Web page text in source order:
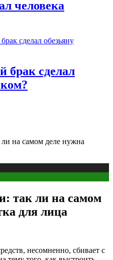
человека
брак сделал
на самом деле нужна
так ли на самом
для лица
несомненно, сбивает с